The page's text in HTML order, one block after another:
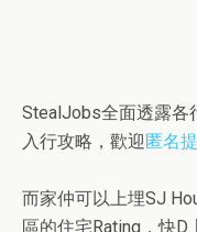
StealJobs全面透露各
入行攻略，歡迎 匿名
而家仲可以上埋SJ
區的住宅Rating，快D